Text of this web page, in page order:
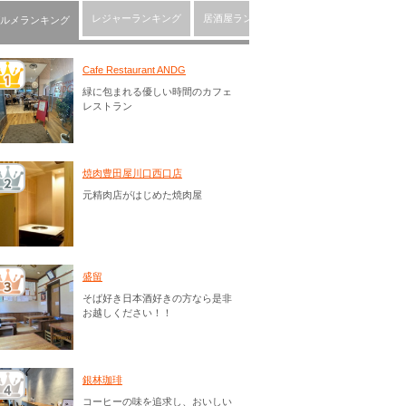
メランキング レジャーランキング 居酒屋ランキング
Cafe Restaurant ANDG
緑に包まれる優しい時間のカフェ
レストラン
焼肉豊田屋川口西口店
元精肉店がはじめた焼肉屋
盛留
そば好き日本酒好きの方なら是非
お越しください！！
銀林珈琲
コーヒーの味を追求し、おいしい